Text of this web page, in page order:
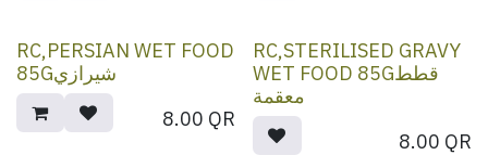
RC,PERSIAN WET FOOD
85Gشيرازي
8.00 QR
RC,STERILISED GRAVY
WET FOOD 85Gقطط
معقمة
8.00 QR